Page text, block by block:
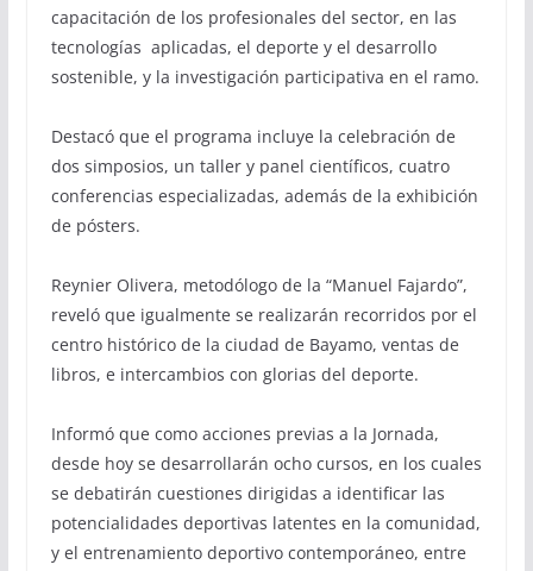
capacitación de los profesionales del sector, en las
tecnologías aplicadas, el deporte y el desarrollo
sostenible, y la investigación participativa en el ramo.
Destacó que el programa incluye la celebración de
dos simposios, un taller y panel científicos, cuatro
conferencias especializadas, además de la exhibición
de pósters.
Reynier Olivera, metodólogo de la “Manuel Fajardo”,
reveló que igualmente se realizarán recorridos por el
centro histórico de la ciudad de Bayamo, ventas de
libros, e intercambios con glorias del deporte.
Informó que como acciones previas a la Jornada,
desde hoy se desarrollarán ocho cursos, en los cuales
se debatirán cuestiones dirigidas a identificar las
potencialidades deportivas latentes en la comunidad,
y el entrenamiento deportivo contemporáneo, entre